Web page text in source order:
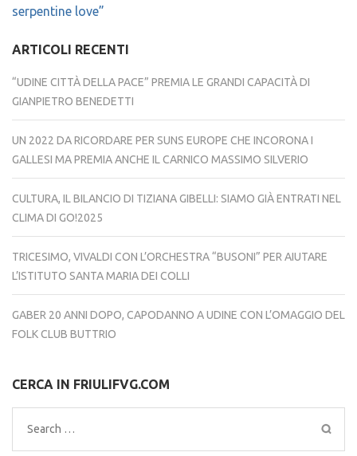
serpentine love”
ARTICOLI RECENTI
“UDINE CITTÀ DELLA PACE” PREMIA LE GRANDI CAPACITÀ DI
GIANPIETRO BENEDETTI
UN 2022 DA RICORDARE PER SUNS EUROPE CHE INCORONA I
GALLESI MA PREMIA ANCHE IL CARNICO MASSIMO SILVERIO
CULTURA, IL BILANCIO DI TIZIANA GIBELLI: SIAMO GIÀ ENTRATI NEL
CLIMA DI GO!2025
TRICESIMO, VIVALDI CON L’ORCHESTRA “BUSONI” PER AIUTARE
L’ISTITUTO SANTA MARIA DEI COLLI
GABER 20 ANNI DOPO, CAPODANNO A UDINE CON L’OMAGGIO DEL
FOLK CLUB BUTTRIO
CERCA IN FRIULIFVG.COM
Search
for: